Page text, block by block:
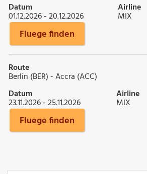
Datum
01.12.2026 - 20.12.2026
Airline
MIX
Fluege finden
Route
Berlin (BER) - Accra (ACC)
Datum
23.11.2026 - 25.11.2026
Airline
MIX
Fluege finden